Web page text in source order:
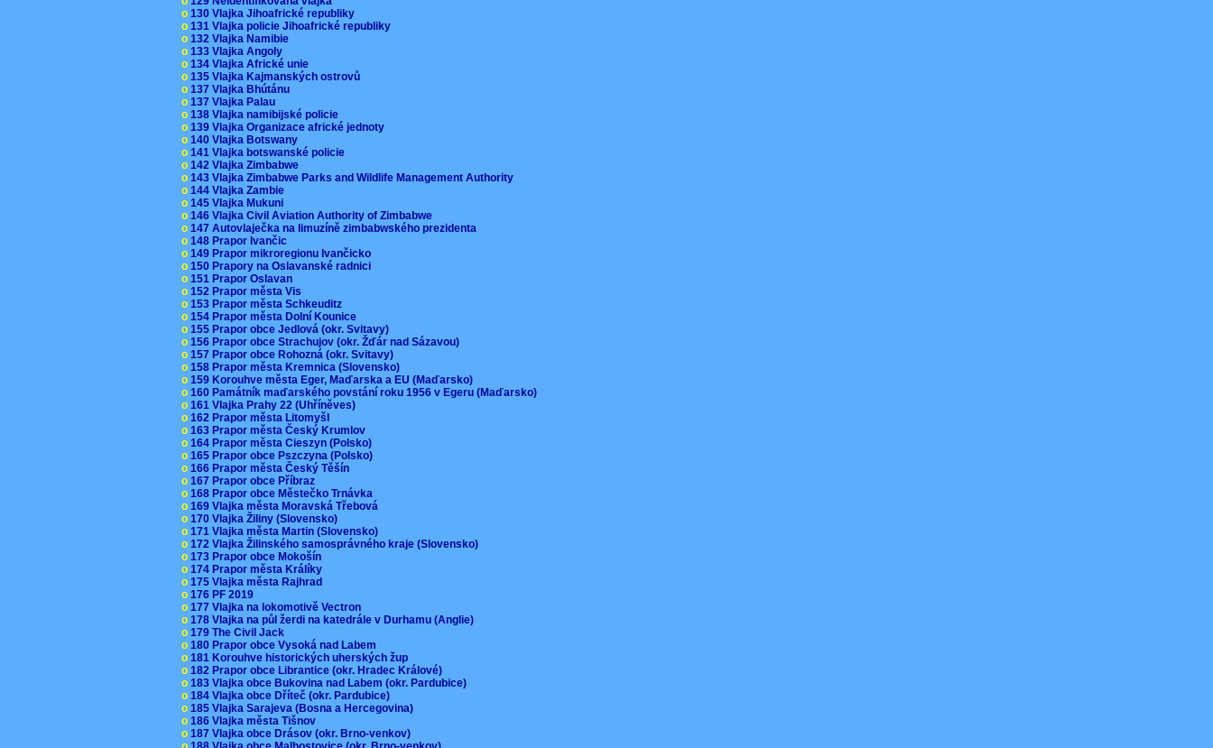
o 130 Vlajka Jihoafrické republiky
o 131 Vlajka policie Jihoafrické republiky
o 132 Vlajka Namibie
o 133 Vlajka Angoly
o 134 Vlajka Africké unie
o 135 Vlajka Kajmanských ostrovů
o 137 Vlajka Bhútánu
o 137 Vlajka Palau
o 138 Vlajka namibijské policie
o 139 Vlajka Organizace africké jednoty
o 140 Vlajka Botswany
o 141 Vlajka botswanské policie
o 142 Vlajka Zimbabwe
o 143 Vlajka Zimbabwe Parks and Wildlife Management Authority
o 144 Vlajka Zambie
o 145 Vlajka Mukuni
o 146 Vlajka Civil Aviation Authority of Zimbabwe
o 147 Autovlaječka na limuzíně zimbabwského prezidenta
o 148 Prapor Ivančic
o 149 Prapor mikroregionu Ivančicko
o 150 Prapory na Oslavanské radnici
o 151 Prapor Oslavan
o 152 Prapor města Vis
o 153 Prapor města Schkeuditz
o 154 Prapor města Dolní Kounice
o 155 Prapor obce Jedlová (okr. Svitavy)
o 156 Prapor obce Strachujov (okr. Žďár nad Sázavou)
o 157 Prapor obce Rohozná (okr. Svitavy)
o 158 Prapor města Kremnica (Slovensko)
o 159 Korouhve města Eger, Maďarska a EU (Maďarsko)
o 160 Památník maďarského povstání roku 1956 v Egeru (Maďarsko)
o 161 Vlajka Prahy 22 (Uhříněves)
o 162 Prapor města Litomyšl
o 163 Prapor města Český Krumlov
o 164 Prapor města Cieszyn (Polsko)
o 165 Prapor obce Pszczyna (Polsko)
o 166 Prapor města Český Těšín
o 167 Prapor obce Příbraz
o 168 Prapor obce Městečko Trnávka
o 169 Vlajka města Moravská Třebová
o 170 Vlajka Žiliny (Slovensko)
o 171 Vlajka města Martin (Slovensko)
o 172 Vlajka Žilinského samosprávného kraje (Slovensko)
o 173 Prapor obce Mokošín
o 174 Prapor města Králíky
o 175 Vlajka města Rajhrad
o 176 PF 2019
o 177 Vlajka na lokomotivě Vectron
o 178 Vlajka na půl žerdi na katedrále v Durhamu (Anglie)
o 179 The Civil Jack
o 180 Prapor obce Vysoká nad Labem
o 181 Korouhve historických uherských žup
o 182 Prapor obce Librantice (okr. Hradec Králové)
o 183 Vlajka obce Bukovina nad Labem (okr. Pardubice)
o 184 Vlajka obce Dříteč (okr. Pardubice)
o 185 Vlajka Sarajeva (Bosna a Hercegovina)
o 186 Vlajka města Tišnov
o 187 Vlajka obce Drásov (okr. Brno-venkov)